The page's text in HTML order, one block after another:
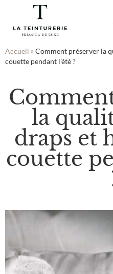
Accueil »Comment préserver la
couette pendant l’été ?
la
draps et
couette